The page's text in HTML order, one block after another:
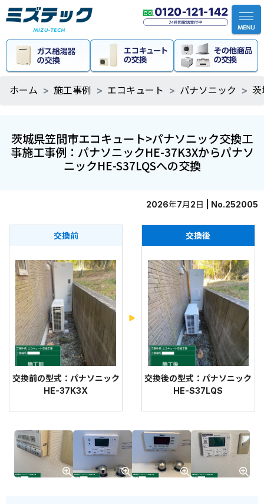
ホーム 施工事例 エコキュート パナソニック 茨
茨城県笠間市エコキュート>パナソニック交換工
事施工事例：パナソニックHE-37K3Xからパナソ
ニックHE-S37LQSへの交換
2026年7月2日 | No.252005
交換前
交換前の型式：パナソニック
HE-37K3X
交換後
交換後の型式：パナソニック
HE-S37LQS